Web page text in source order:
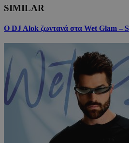
SIMILAR
Ο DJ Alok ζωντανά στα Wet Glam –